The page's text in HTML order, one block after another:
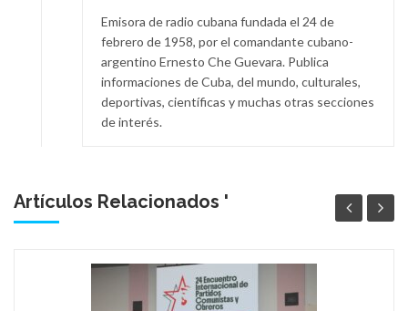
Emisora de radio cubana fundada el 24 de
febrero de 1958, por el comandante cubano-
argentino Ernesto Che Guevara. Publica
informaciones de Cuba, del mundo, culturales,
deportivas, científicas y muchas otras secciones
de interés.
Artículos Relacionados '